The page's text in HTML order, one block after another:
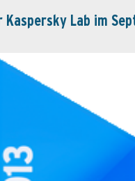
Kaspersky Lab im